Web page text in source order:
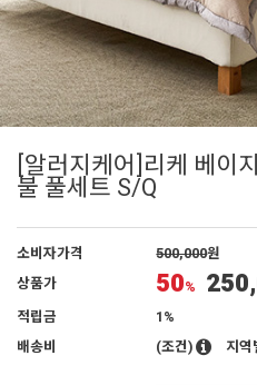
[알러지케어]리케 베이
불 풀세트 S/Q
소비자가격 500,000원
상품가
50%
적립금
1%
배송비
(조건) 지역